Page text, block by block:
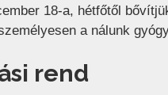
18-a, hétfőtől
a nálunk
rend